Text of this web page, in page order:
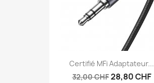
Certifié MFi Adaptateur...
32,00 CHF28,80 CHF